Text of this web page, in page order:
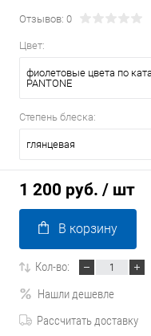
Отзывов: 0
Цвет:
фиолетовые цвета по
PANTONE
Степень блеска:
глянцевая
1 200 руб. / шт
В корзину
Кол-во:
Нашли дешевле
Рассчитать доставку